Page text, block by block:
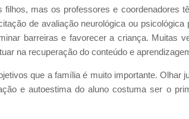
mas os professores e coordenadores
de avaliação neurológica ou psicológica
barreiras e favorecer a criança. Muitas
na recuperação do conteúdo e
que a família é muito importante. Olhar
e autoestima do aluno costuma ser o